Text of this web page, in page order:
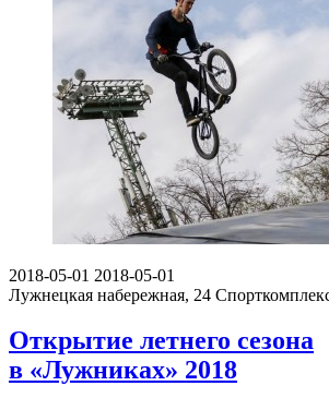
2018-05-01 2018-05-01
Лужнецкая набережная, 24
Открытие летнего сезона
в «Лужниках» 2018